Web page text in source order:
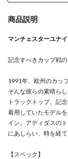
商品説明
マンチェスターユナ
記念すべきカップ戦
1991年、欧州のカッ
そんな彼らの素晴ら
トラックトップ。記
着用していたモデル
イン。アディダスの
にあしらい、時を経
【スペック】